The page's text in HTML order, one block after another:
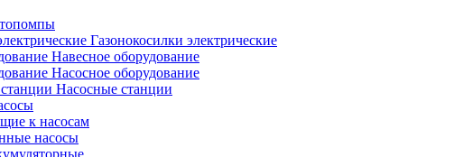
Газонокосилки электрические
Навесное оборудование
Насосное оборудование
Насосные станции
к насосам
насосы